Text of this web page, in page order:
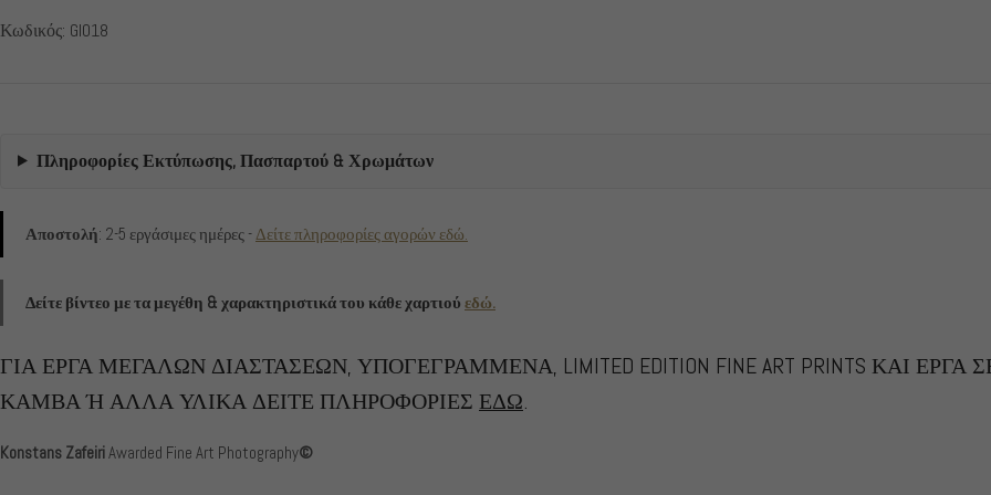
Κωδικός: GI018
Πληροφορίες Εκτύπωσης, Πασπαρτού & Χρωμάτων
Αποστολή: 2-5 εργάσιμες ημέρες - Δείτε πληροφορίες αγορών εδώ.
Δείτε βίντεο με τα μεγέθη & χαρακτηριστικά του κάθε χαρτιού εδώ.
ΓΙΑ ΕΡΓΑ ΜΕΓΑΛΩΝ ΔΙΑΣΤΑΣΕΩΝ, ΥΠΟΓΕΓΡΑΜΜΕΝΑ, LIMITED EDITION FINE ART PRINTS ΚΑΙ ΕΡΓΑ
ΚΑΜΒΑ Ή ΑΛΛΑ ΥΛΙΚΑ ΔΕΙΤΕ ΠΛΗΡΟΦΟΡΙΕΣ ΕΔΩ.
Konstans ZafeiriAwarded Fine Art Photography©